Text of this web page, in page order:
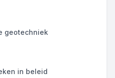
geotechniek
in beleid